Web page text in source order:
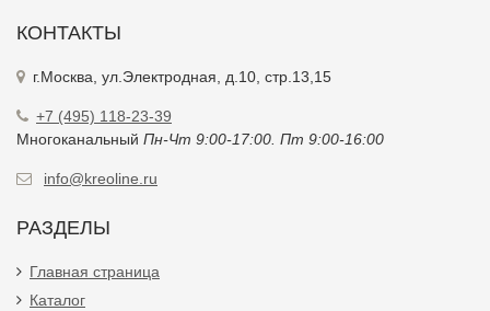
КОНТАКТЫ
г.Москва, ул.Электродная, д.10, стр.13,15
+7 (495) 118-23-39
Многоканальный Пн-Чт 9:00-17:00. Пт 9:00-16:00
info@kreoline.ru
РАЗДЕЛЫ
Главная страница
Каталог